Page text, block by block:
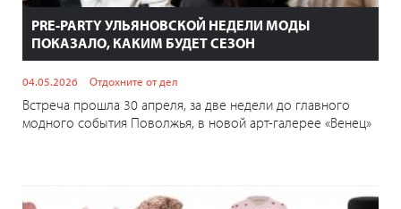
PRE-PARTY УЛЬЯНОВСКОЙ НЕДЕЛИ МОДЫ
ПОКАЗАЛО, КАКИМ БУДЕТ СЕЗОН
04.05.2026 Отдохните от дел
Встреча прошла 30 апреля, за две недели до главного
модного события Поволжья, в новой арт-галерее «Венец»